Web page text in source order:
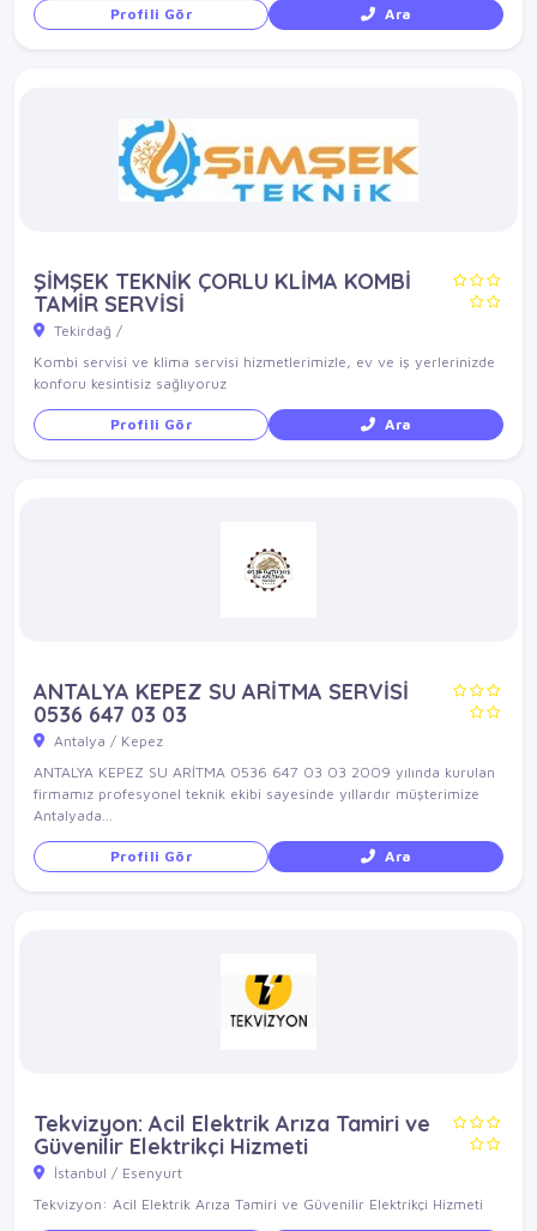
Profili Gör Ara
ŞİMŞEK TEKNİK ÇORLU KLİMA KOMBİ
TAMİR SERVİSİ
Tekirdağ /
Kombi servisi ve klima servisi hizmetlerimizle, ev ve iş yerlerinizde
konforu kesintisiz sağlıyoruz
Profili Gör Ara
ANTALYA KEPEZ SU ARİTMA SERVİSİ
0536 647 03 03
Antalya / Kepez
ANTALYA KEPEZ SU ARİTMA 0536 647 03 03 2009 yılında kurulan
firmamız profesyonel teknik ekibi sayesinde yıllardır müşterimize
Antalyada...
Profili Gör Ara
Tekvizyon: Acil Elektrik Arıza Tamiri ve
Güvenilir Elektrikçi Hizmeti
İstanbul / Esenyurt
Tekvizyon: Acil Elektrik Arıza Tamiri ve Güvenilir Elektrikçi Hizmeti